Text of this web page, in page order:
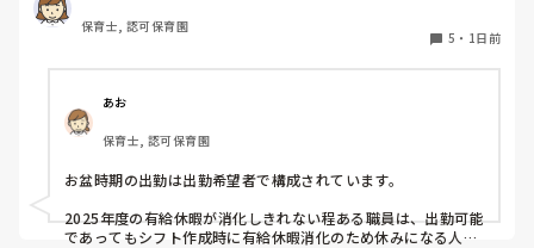
保育士, 認可保育園
5 ・ 1日前
あお
保育士, 認可保育園
お盆時期の出勤は出勤希望者で構成されています。
2025年度の有給休暇が消化しきれない程ある職員は、出勤可能
であってもシフト作成時に有給休暇消化のため休みになる人が